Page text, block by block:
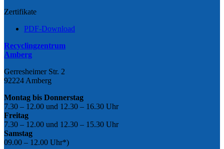
Zertifikate
PDF-Download
Recyclingzentrum
Amberg
Gerresheimer Str. 2
92224 Amberg
Montag bis Donnerstag
7.30 – 12.00 und 12.30 – 16.30 Uhr
Freitag
7.30 – 12.00 und 12.30 – 15.30 Uhr
Samstag
09.00 – 12.00 Uhr*)